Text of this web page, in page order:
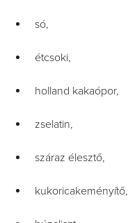
só,
étcsoki,
holland kakaópor,
zselatin,
száraz élesztő,
kukoricakeményítő,